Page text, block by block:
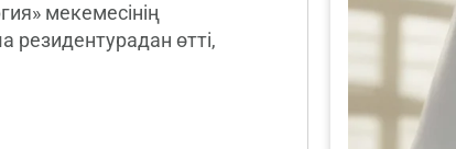
мекемесінің
өтті,